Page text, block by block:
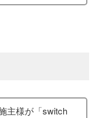
主様が「switch